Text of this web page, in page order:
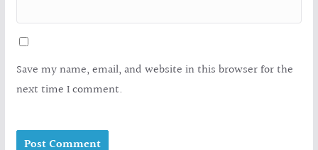
Save my name, email, and website in this browser for the
next time I comment.